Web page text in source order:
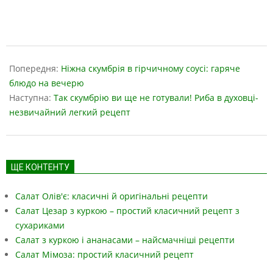
04-
09
Попередня: Ніжна скумбрія в гірчичному соусі: гаряче
блюдо на вечерю
Наступна: Так скумбрію ви ще не готували! Риба в духовці-
незвичайний легкий рецепт
ЩЕ КОНТЕНТУ
Салат Олів'є: класичні й оригінальні рецепти
Салат Цезар з куркою – простий класичний рецепт з
сухариками
Салат з куркою і ананасами – найсмачніші рецепти
Салат Мімоза: простий класичний рецепт